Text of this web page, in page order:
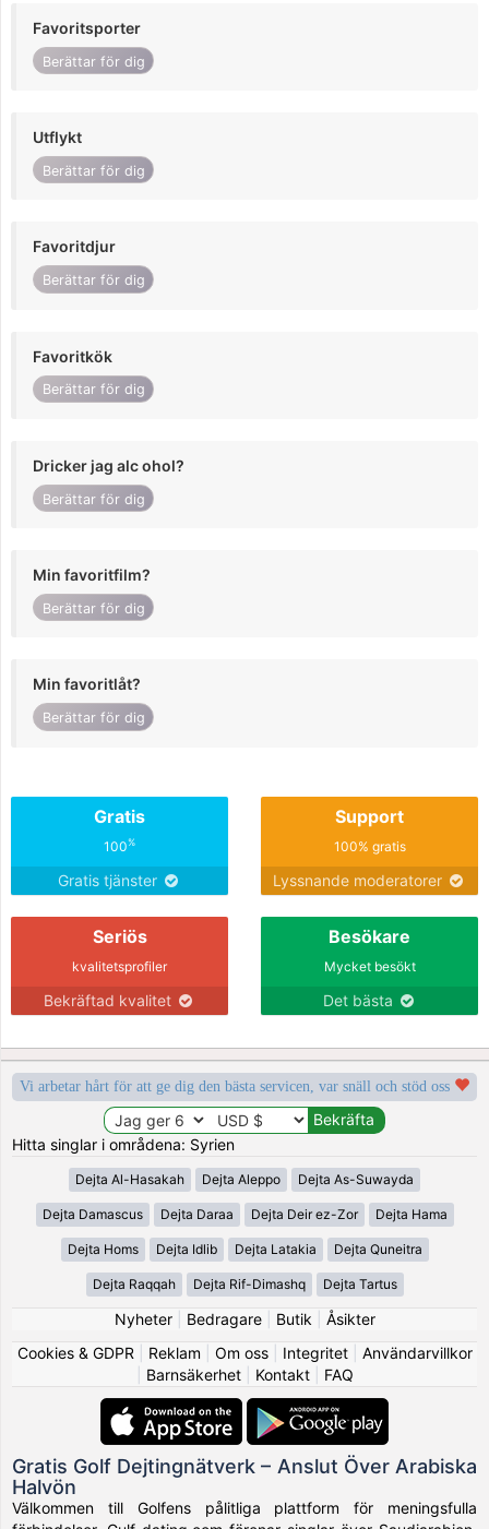
Favoritsporter
Berättar för dig
Utflykt
Berättar för dig
Favoritdjur
Berättar för dig
Favoritkök
Berättar för dig
Dricker jag alc ohol?
Berättar för dig
Min favoritfilm?
Berättar för dig
Min favoritlåt?
Berättar för dig
Gratis
100%
Gratis tjänster
Support
100% gratis
Lyssnande moderatorer
Seriös
kvalitetsprofiler
Bekräftad kvalitet
Besökare
Mycket besökt
Det bästa
Vi arbetar hårt för att ge dig den bästa servicen, var snäll och stöd oss
Hitta singlar i områdena: Syrien
Dejta Al-Hasakah Dejta Aleppo Dejta As-Suwayda
Dejta Damascus Dejta Daraa Dejta Deir ez-Zor Dejta Hama
Dejta Homs Dejta Idlib Dejta Latakia Dejta Quneitra
Dejta Raqqah Dejta Rif-Dimashq Dejta Tartus
Nyheter| Bedragare| Butik
Åsikter
Cookies & GDPR
Reklam Om oss| Integritet| Användarvillkor
Barnsäkerhet| Kontakt| FAQ
Gratis Golf Dejtingnätverk – Anslut Över Arabiska
Halvön
Välkommen till Golfens pålitliga plattform för meningsfulla